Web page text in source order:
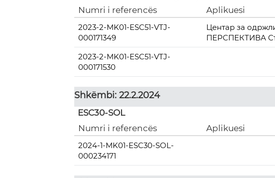
Numri i referencës
Aplikuesi
2023-2-MK01-ESC51-VTJ-
000171349
Центар за
ПЕРСПЕКТИВА
2023-2-MK01-ESC51-VTJ-
000171530
Shkëmbi: 22.2.2024
ESC30-SOL
Numri i referencës
Aplikuesi
2024-1-MK01-ESC30-SOL-
000234171